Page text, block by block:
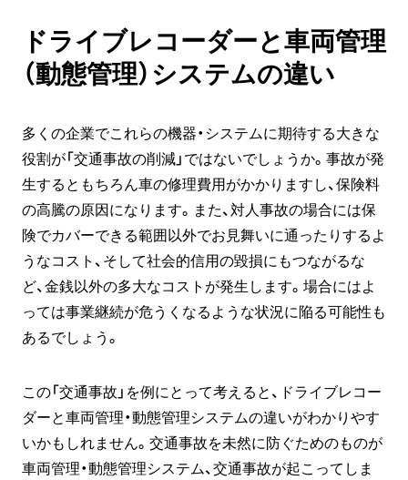
ドライブレコーダーと車両管理
（動態管理）システムの違い
多くの企業でこれらの機器・システムに期待する大きな
役割が「交通事故の削減」ではないでしょうか。事故が発
生するともちろん車の修理費用がかかりますし、保険料
の高騰の原因になります。また、対人事故の場合には保
険でカバーできる範囲以外でお見舞いに通ったりするよ
うなコスト、そして社会的信用の毀損にもつながるな
ど、金銭以外の多大なコストが発生します。場合にはよ
っては事業継続が危うくなるような状況に陥る可能性も
あるでしょう。
この「交通事故」を例にとって考えると、ドライブレコー
ダーと車両管理・動態管理システムの違いがわかりやす
いかもしれません。交通事故を未然に防ぐためのものが
車両管理・動態管理システム、交通事故が起こってしま